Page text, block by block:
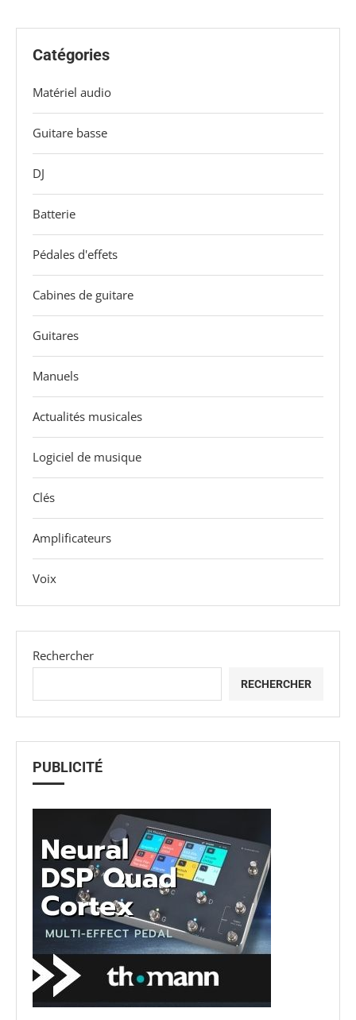
Rechercher
RECHERCHER
PUBLICITÉ
Catégories
Matériel audio
Guitare basse
DJ
Batterie
Pédales d'effets
Cabines de guitare
Guitares
Manuels
Actualités musicales
Logiciel de musique
Clés
Amplificateurs
Voix